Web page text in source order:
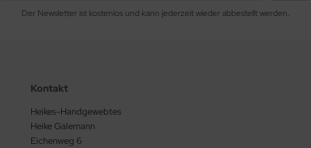
Der Newsletter ist kostenlos und kann jederzeit wieder abbestellt werden.
Kontakt
Heikes-Handgewebtes
Heike Galemann
Eichenweg 6